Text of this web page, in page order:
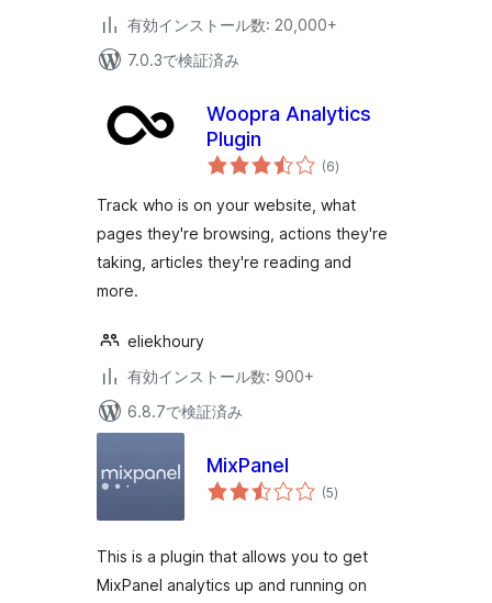
有効インストール数: 20,000+
7.0.3で検証済み
Woopra Analytics
Plugin
(6個
の
価
)
Track who is on your website, what
pages they're browsing, actions they're
taking, articles they're reading and
more.
eliekhoury
有効インストール数: 900+
6.8.7で検証済み
MixPanel
(5個
の)
This is a plugin that allows you to get
MixPanel analytics up and running on